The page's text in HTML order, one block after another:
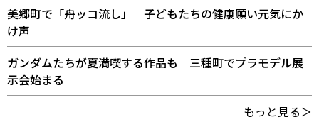
美郷町で「舟ッコ流し」 子どもたちの健康願い元気にか
け声
ガンダムたちが夏満喫する作品も 三種町でプラモデル展
示会始まる
もっと見る＞